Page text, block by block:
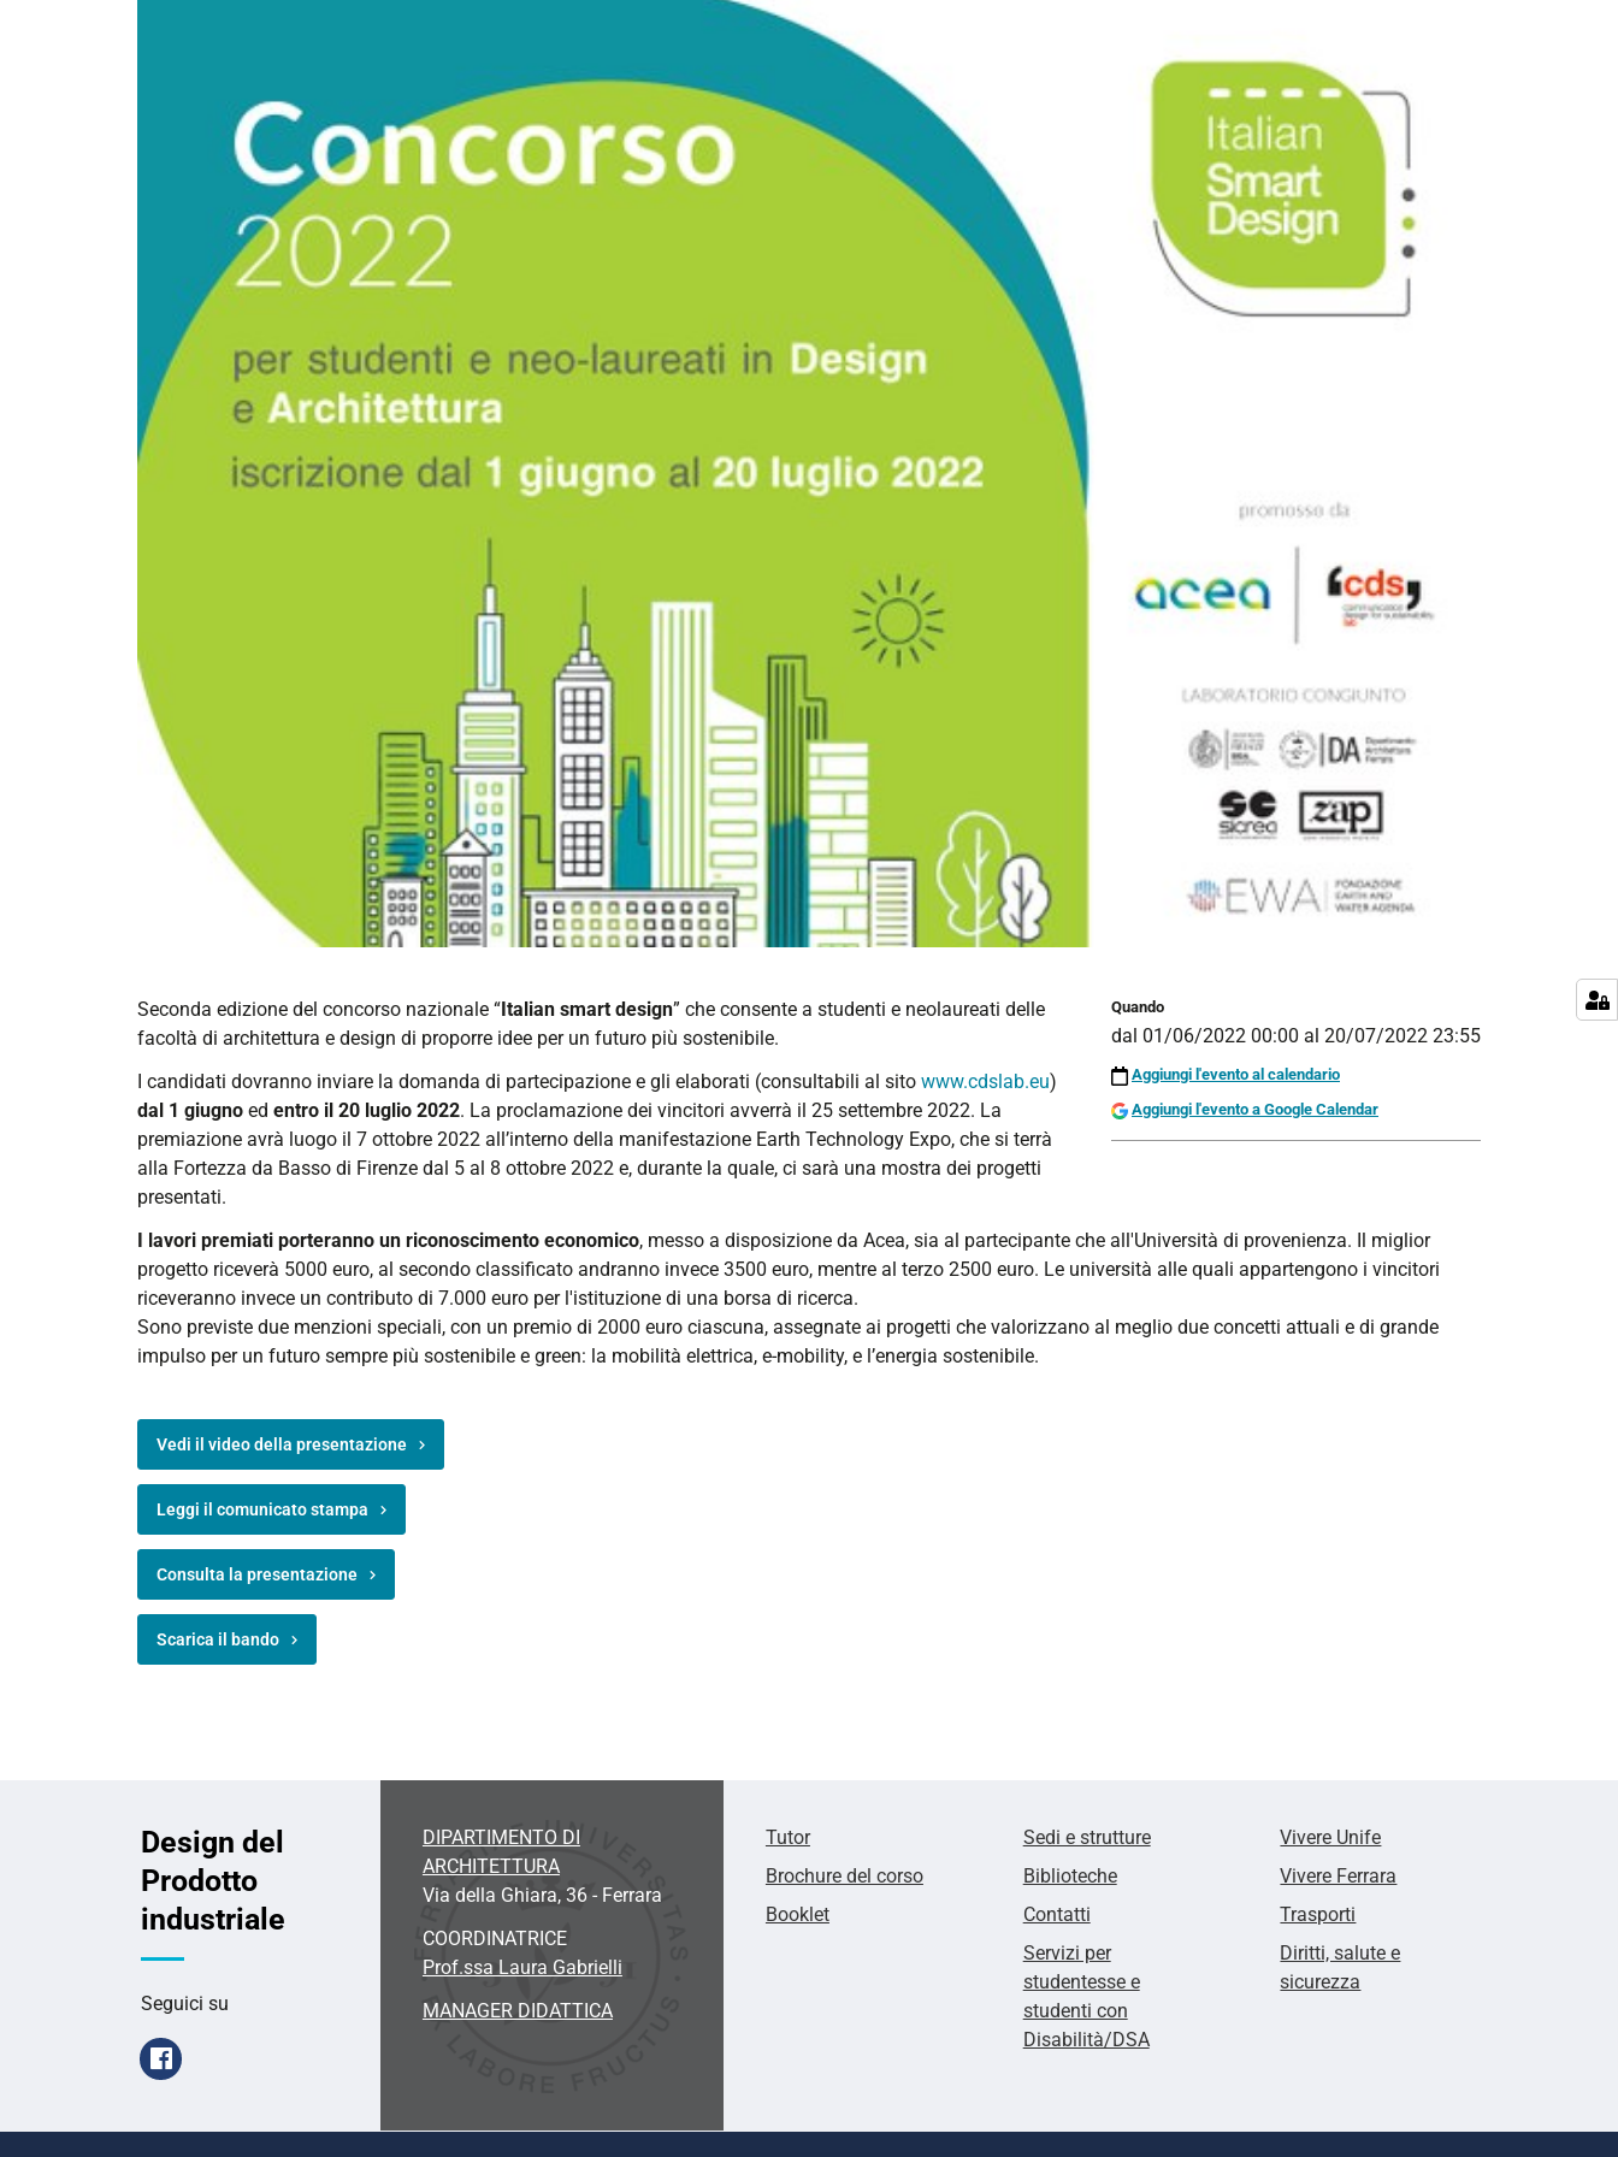
https://corsi.unife.it/it/design/eventi/2022/concorso-
nazionale-
smart-
design
Concorso
nazionale
smart
design
2022-
06-
01T00:00:00+02:00
07-
20T23:55:00+02:00
Quando
dal 01/06/2022 00:00 al 20/07/2022 23:55
Aggiungi l'evento al calendario
Aggiungi l'evento a Google Calendar
Seconda edizione del concorso nazionale “Italian smart design” che consente a studenti e neolaureati delle
facoltà di architettura e design di proporre idee per un futuro più sostenibile.
I candidati dovranno inviare la domanda di partecipazione e gli elaborati (consultabili al sito www.cdslab.eu)
dal 1 giugno ed entro il 20 luglio 2022. La proclamazione dei vincitori avverrà il 25 settembre 2022. La
premiazione avrà luogo il 7 ottobre 2022 all’interno della manifestazione Earth Technology Expo, che si terrà
alla Fortezza da Basso di Firenze dal 5 al 8 ottobre 2022 e, durante la quale, ci sarà una mostra dei progetti
presentati.
I lavori premiati porteranno un riconoscimento economico, messo a disposizione da Acea, sia al partecipante che all'Università di provenienza. Il miglior
progetto riceverà 5000 euro, al secondo classificato andranno invece 3500 euro, mentre al terzo 2500 euro. Le università alle quali appartengono i vincitori
riceveranno invece un contributo di 7.000 euro per l'istituzione di una borsa di ricerca.
Sono previste due menzioni speciali, con un premio di 2000 euro ciascuna, assegnate ai progetti che valorizzano al meglio due concetti attuali e di grande
impulso per un futuro sempre più sostenibile e green: la mobilità elettrica, e-mobility, e l’energia sostenibile.
Vedi il video della presentazione
Leggi il comunicato stampa
Consulta la presentazione
Scarica il bando
Design del
Prodotto
industriale
Seguici su
Facebook
DIPARTIMENTO DI
ARCHITETTURA
Via della Ghiara, 36 - Ferrara
COORDINATRICE
Prof.ssa Laura Gabrielli
MANAGER DIDATTICA
Tutor
Brochure del corso
Booklet
Sedi e strutture
Biblioteche
Contatti
Servizi per
studentesse e
studenti con
Disabilità/DSA
Vivere Unife
Vivere Ferrara
Trasporti
Diritti, salute e
sicurezza